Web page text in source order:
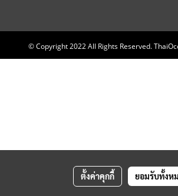
© Copyright 2022 All Rights Reserved.
ตั้งค่าคุกกี้ ยอมรับทั้งห